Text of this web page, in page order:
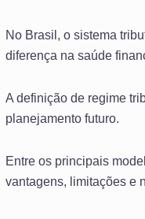
No Brasil, o sistema
diferença na saúde
A definição de regime
planejamento futuro.
Entre os principais
vantagens, limitações e